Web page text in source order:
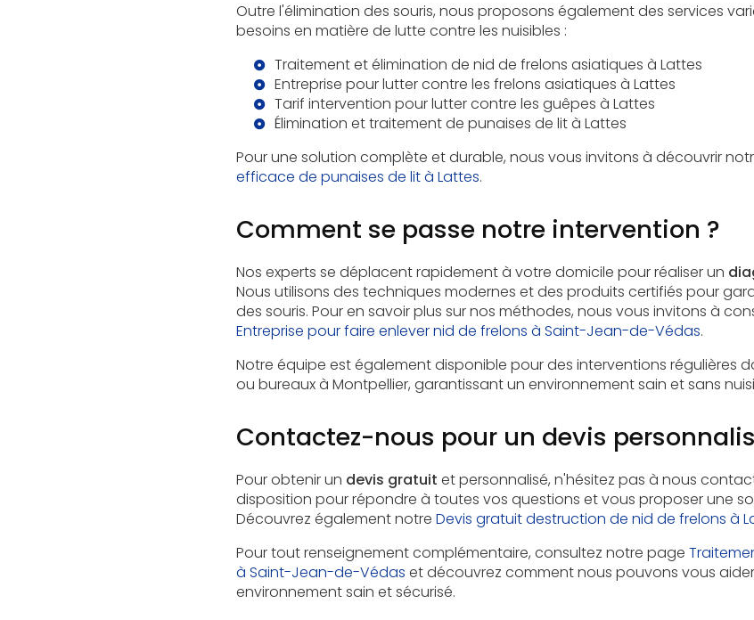
Outre l'élimination des souris, nous proposons également des services
besoins en matière de lutte contre les nuisibles :
Traitement et élimination de nid de frelons asiatiques à Lattes
Entreprise pour lutter contre les frelons asiatiques à Lattes
Tarif intervention pour lutter contre les guêpes à Lattes
Élimination et traitement de punaises de lit à Lattes
Pour une solution complète et durable, nous vous invitons à découvrir
efficace de punaises de lit à Lattes.
Comment se passe notre intervention ?
Nos experts se déplacent rapidement à votre domicile pour réaliser un
Nous utilisons des techniques modernes et des produits certifiés pour
des souris. Pour en savoir plus sur nos méthodes, nous vous invitons à
Entreprise pour faire enlever nid de frelons à Saint-Jean-de-Védas.
Notre équipe est également disponible pour des interventions régulières
ou bureaux à Montpellier, garantissant un environnement sain et sans
Contactez-nous pour un devis
Pour obtenir un devis gratuit et personnalisé, n'hésitez pas à nous
disposition pour répondre à toutes vos questions et vous proposer une
Découvrez également notre Devis gratuit destruction de nid de frelons à
Pour tout renseignement complémentaire, consultez notre page
à Saint-Jean-de-Védas et découvrez comment nous pouvons vous
environnement sain et sécurisé.